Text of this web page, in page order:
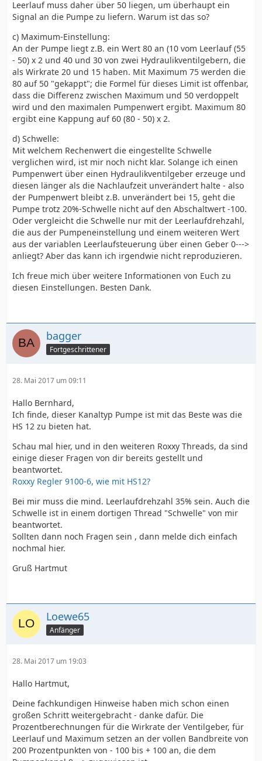
Leerlauf muss daher über 50 liegen, um überhaupt ein
Signal an die Pumpe zu liefern. Warum ist das so?
c) Maximum-Einstellung:
An der Pumpe liegt z.B. ein Wert 80 an (10 vom Leerlauf (55
- 50) x 2 und 40 und 30 von zwei Hydraulikventilgebern, die
als Wirkrate 20 und 15 haben. Mit Maximum 75 werden die
80 auf 50 "gekappt"; die Formel für dieses Limit ist offenbar,
dass die Differenz zwischen Maximum und 50 verdoppelt
wird und den maximalen Pumpenwert ergibt. Maximum 80
ergibt eine Kappung auf 60 (80 - 50) x 2.
d) Schwelle:
Mit welchem Rechenwert die eingestellte Schwelle
verglichen wird, ist mir noch nicht klar. Solange ich einen
Pumpenwert über einen Hydraulikventilgeber erzeuge und
diesen länger als die Nachlaufzeit unverändert halte - also
der Pumpenwert bleibt z.B. unverändert bei 15, geht die
Pumpe trotz 20%-Schwelle nicht auf den Abschaltwert -100.
Oder vergleicht die Schwelle nur mit der Leerlaufdrehzahl,
die aus der Pumpeneinstellung und einem weiteren Wert
aus der variablen Leerlaufsteuerung über einen Geber 0--->
anliegt? Aber das kann ich irgendwie nicht reproduzieren.
Ich freue mich über weitere Informationen von Euch zu
diesen Einstellungen. Besten Dank.
bagger
Fortgeschrittener
28. Mai 2017 um 09:11
Hallo Bernhard,
Ich finde, dieser Kanaltyp Pumpe ist mit das Beste was die
HS 12 zu bieten hat.
Schau mal hier, und in den weiteren Roxxy Threads, da sind
einige dieser Fragen von dir bereits gestellt und
beantwortet.
Roxxy Regler 9100-6, wie mit HS12?
Bei mir muss die mind. Leerlaufdrehzahl 35% sein. Auch die
Schwelle ist in einem dortigen Thread "Schwelle" von mir
beantwortet.
Sollten dann noch Fragen sein , dann melde dich einfach
nochmal hier.
Gruß Hartmut
Loewe65
Anfänger
28. Mai 2017 um 19:03
Hallo Hartmut,
Deine fachkundigen Hinweise haben mich schon einen
großen Schritt weitergebracht - danke dafür. Die
Prozentberechnungen für die Wirkrate der Ventilgeber, für
Leerlauf und Maximum setzen an der vollen Bandbreite von
200 Prozentpunkten von - 100 bis + 100 an, die dem